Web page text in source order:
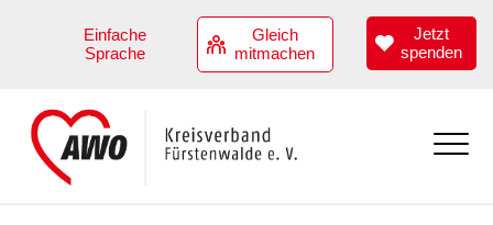
Einfache
Sprache
Gleich
mitmachen
Jetzt
spenden